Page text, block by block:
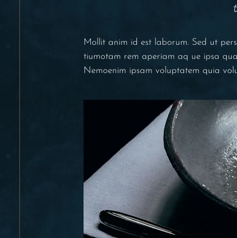
Mollit anim id est laborum. Sed ut
tiumotam rem aperiam aq ue ipsa
Nemoenim ipsam voluptatem quia